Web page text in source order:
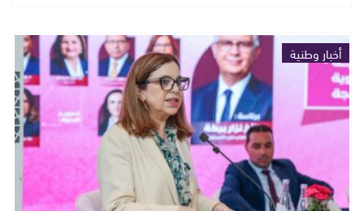
أخبار وطنية